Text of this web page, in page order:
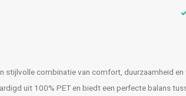
stijlvolle combinatie van comfort, duurzaamheid
uit 100% PET en biedt een perfecte balans